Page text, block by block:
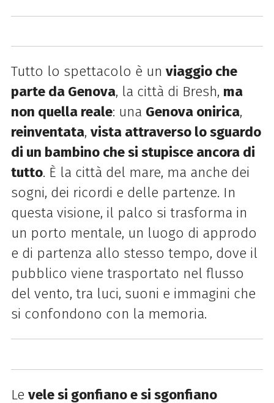
Tutto lo spettacolo è un viaggio che
parte da Genova, la città di Bresh, ma
non quella reale: una Genova onirica,
reinventata, vista attraverso lo sguardo
di un bambino che si stupisce ancora di
tutto. È la città del mare, ma anche dei
sogni, dei ricordi e delle partenze. In
questa visione, il palco si trasforma in
un porto mentale, un luogo di approdo
e di partenza allo stesso tempo, dove il
pubblico viene trasportato nel flusso
del vento, tra luci, suoni e immagini che
si confondono con la memoria.
Le vele si gonfiano e si sgonfiano